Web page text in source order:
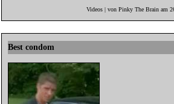
Videos | von Pinky The Brain am
Best condom